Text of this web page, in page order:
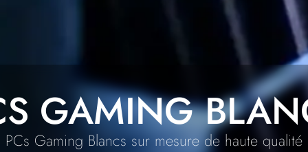
GAMING
PCs Gaming Blancs sur mesure de haute qualité